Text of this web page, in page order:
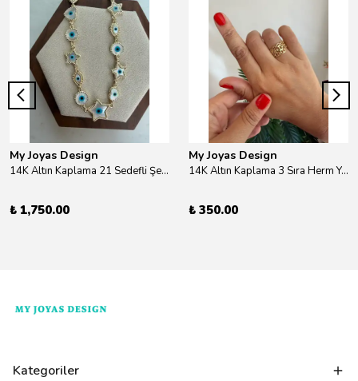
My Joyas Design
14K Altın Kaplama 21 Sedefli Şekiller Kolye 46cm
₺ 1,750.00
My Joyas Design
14K Altın Kaplama 3 Sıra Herm Yüzük Gold
₺ 350.00
Kategoriler